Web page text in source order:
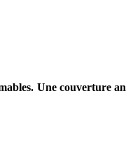
Une couverture